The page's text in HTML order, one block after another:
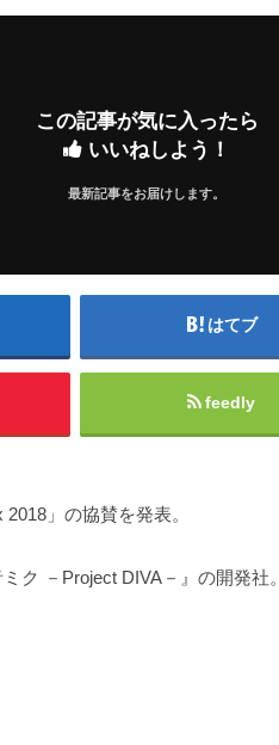
この記事が気に入ったら
いいねしよう！
最新記事をお届けします。
はてブ
feedly
」の協賛を発表。
ク －Project DIVA－』の開発社。